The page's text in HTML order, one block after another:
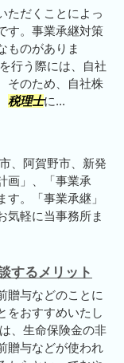
ただくことによっ
す。事業承継対策
ものがありま
行う際には、自社
そのため、自社株
税理士に...
、阿賀野市、新発
画」、「事業承
す。「事業承継」
気軽に当事務所ま
するメリット
贈与などのことに
をおすすめいたし
、生命保険金の非
贈与などが使われ